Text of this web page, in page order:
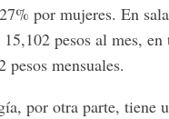
por mujeres. En
15,102 pesos al mes,
pesos mensuales.
por otra parte, tiene